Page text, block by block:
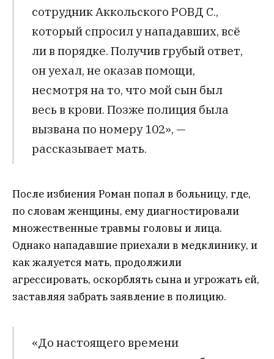
сотрудник Аккольского РОВД С.,
который спросил у нападавших, всё
ли в порядке. Получив грубый ответ,
он уехал, не оказав помощи,
несмотря на то, что мой сын был
весь в крови. Позже полиция была
вызвана по номеру 102», —
рассказывает мать.
После избиения Роман попал в больницу, где,
по словам женщины, ему диагностировали
множественные травмы головы и лица.
Однако нападавшие приехали в медклинику, и
как жалуется мать, продолжили
агрессировать, оскорблять сына и угрожать ей,
заставляя забрать заявление в полицию.
«До настоящего времени